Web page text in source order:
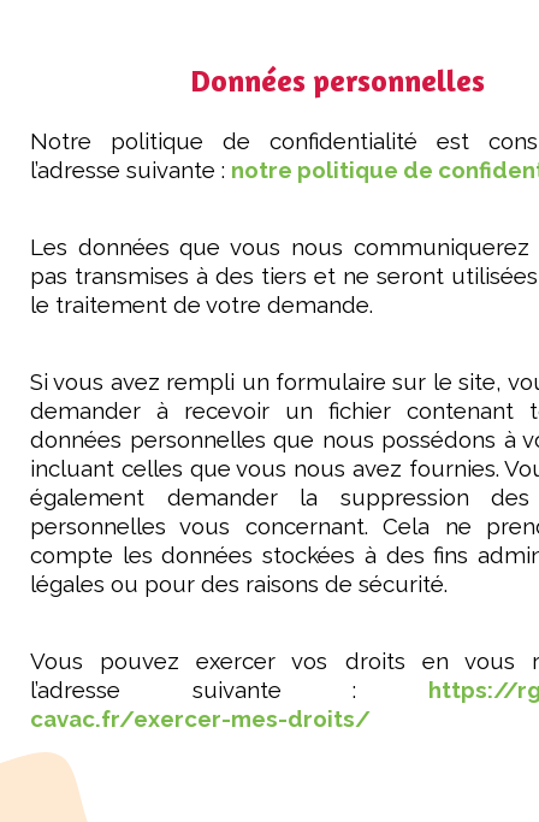
Données personnelles
Notre politique de confidentialité est
l’adresse suivante : notre politique de
Les données que vous nous communiquerez
pas transmises à des tiers et ne seront
le traitement de votre demande.
Si vous avez rempli un formulaire sur le site,
demander à recevoir un fichier contenant
données personnelles que nous possédons à
incluant celles que vous nous avez fournies.
également demander la suppression des
personnelles vous concernant. Cela ne
compte les données stockées à des fins
légales ou pour des raisons de sécurité.
Vous pouvez exercer vos droits en vous
l’adresse suivante : https://
cavac.fr/exercer-mes-droits/